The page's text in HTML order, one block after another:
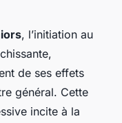
, l’initiation au
de ses effets
général. Cette
incite à la